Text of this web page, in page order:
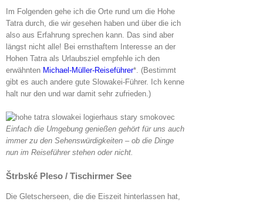
Im Folgenden gehe ich die Orte rund um die Hohe
Tatra durch, die wir gesehen haben und über die ich
also aus Erfahrung sprechen kann. Das sind aber
längst nicht alle! Bei ernsthaftem Interesse an der
Hohen Tatra als Urlaubsziel empfehle ich den
erwähnten Michael-Müller-Reiseführer*. (Bestimmt
gibt es auch andere gute Slowakei-Führer. Ich kenne
halt nur den und war damit sehr zufrieden.)
Einfach die Umgebung genießen gehört für uns auch
immer zu den Sehenswürdigkeiten – ob die Dinge
nun im Reiseführer stehen oder nicht.
Štrbské Pleso / Tischirmer See
Die Gletscherseen, die die Eiszeit hinterlassen hat,